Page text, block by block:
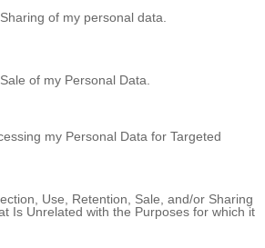
of my personal data.
of my Personal Data.
my Personal Data for Targeted
Use, Retention, Sale, and/or Sharing
Is Unrelated with the Purposes for which it